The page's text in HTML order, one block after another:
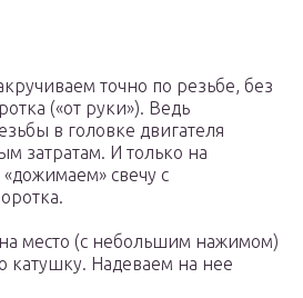
точно по резьбе, без
(«от руки»). Ведь
в головке двигателя
затратам. И только на
свечу с
место (с небольшим нажимом)
катушку. Надеваем на нее